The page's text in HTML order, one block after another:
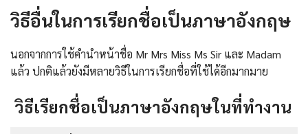
วิธีอื่นในการเรียกชื่อเป็นภาษาอังกฤษ
นอกจากการใช้คำนำหน้าชื่อ Mr Mrs Miss Ms Sir และ Madam
แล้ว ปกติแล้วยังมีหลายวิธีในการเรียกชื่อที่ใช้ได้อีกมากมาย
วิธีเรียกชื่อเป็นภาษาอังกฤษในที่ทำงาน